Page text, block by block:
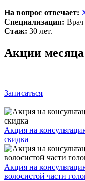
На вопрос отвечает:
Специализация: Врач
Стаж: 30 лет.
Акции месяца
Записаться
Акция на
скидка
Акция на
волосистой части